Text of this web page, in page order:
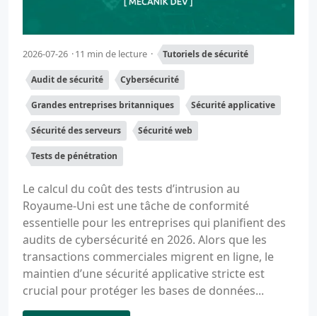
2026-07-26 11 min de lecture Tutoriels de sécurité
Audit de sécurité Cybersécurité
Grandes entreprises britanniques Sécurité applicative
Sécurité des serveurs Sécurité web
Tests de pénétration
Le calcul du coût des tests d’intrusion au
Royaume-Uni est une tâche de conformité
essentielle pour les entreprises qui planifient des
audits de cybersécurité en 2026. Alors que les
transactions commerciales migrent en ligne, le
maintien d’une sécurité applicative stricte est
crucial pour protéger les bases de données...